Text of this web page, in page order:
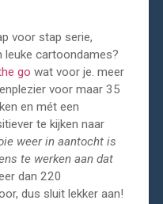
voor stap serie,
leuke cartoondames?
go wat voor je. meer
voor maar 35
en mét een
te kijken naar
weer in aantocht is
te werken aan dat
dan 220
dus sluit lekker aan!